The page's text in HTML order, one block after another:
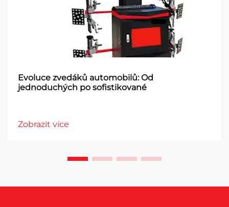
Evoluce zvedáků automobilů: Od
jednoduchých po sofistikované
Zobrazit více